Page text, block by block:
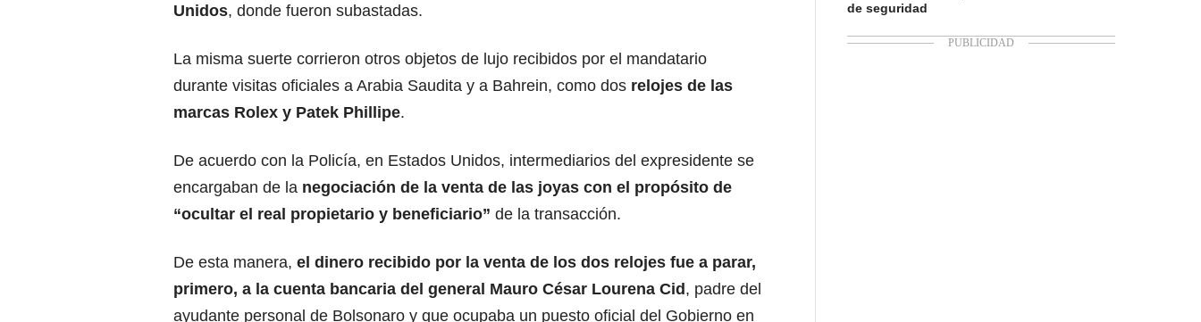
Unidos, donde fueron subastadas.
La misma suerte corrieron otros objetos de lujo recibidos por el mandatario
durante visitas oficiales a Arabia Saudita y a Bahrein, como dos relojes de las
marcas Rolex y Patek Phillipe.
De acuerdo con la Policía, en Estados Unidos, intermediarios del expresidente se
encargaban de la negociación de la venta de las joyas con el propósito de
“ocultar el real propietario y beneficiario” de la transacción.
De esta manera, el dinero recibido por la venta de los dos relojes fue a parar,
primero, a la cuenta bancaria del general Mauro César Lourena Cid , padre del
ayudante personal de Bolsonaro y que ocupaba un puesto oficial del Gobierno en
de seguridad